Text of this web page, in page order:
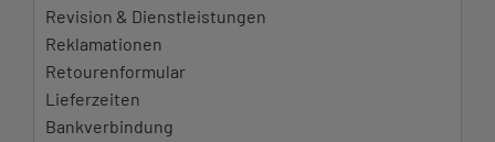
Revision & Dienstleistungen
Reklamationen
Retourenformular
Lieferzeiten
Bankverbindung